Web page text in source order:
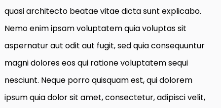
quasi architecto beatae vitae dicta sunt explicabo.
Nemo enim ipsam voluptatem quia voluptas sit
aspernatur aut odit aut fugit, sed quia consequuntur
magni dolores eos qui ratione voluptatem sequi
nesciunt. Neque porro quisquam est, qui dolorem
ipsum quia dolor sit amet, consectetur, adipisci velit,